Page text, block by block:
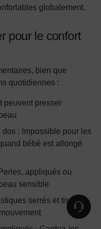
globalement.
pour le confort
bien que
quotidiennes :
peuvent presser
: Impossible pour les
bébé est allongé
appliqués ou
sensible
serrés et tissus